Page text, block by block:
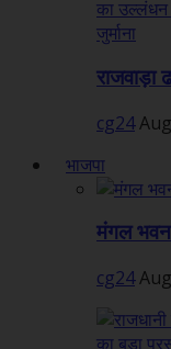
राजवाड़ा
cg24
भाजपा
मंगल भवन
cg24